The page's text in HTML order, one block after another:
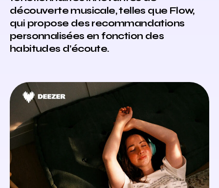
découverte musicale, telles que Flow,
qui propose des recommandations
personnalisées en fonction des
habitudes d’écoute.